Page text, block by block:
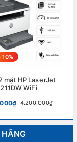
10%
mặt HP LaserJet
WiFi
4.200.000₫